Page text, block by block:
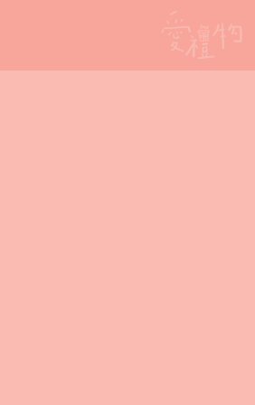
content